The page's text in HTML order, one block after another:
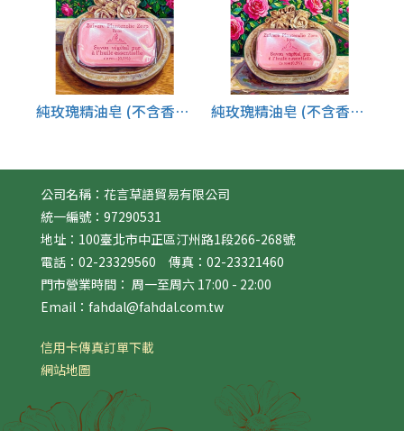
純玫瑰精油皂 (不含香皂底座)4個特價$2380 純玫瑰精油皂 (不含香皂底座)*6個特價$3480
公司名稱：花言草語貿易有限公司
統一編號：97290531
地址：100臺北市中正區汀州路1段266-268號
電話：02-23329560 傳真：02-23321460
門市營業時間： 周一至周六 17:00 - 22:00
Email：fahdal@fahdal.com.tw
信用卡傳真訂單下載
網站地圖